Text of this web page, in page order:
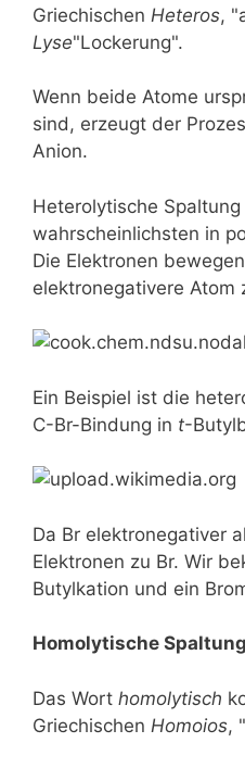
Griechischen Heteros,
Lyse"Lockerung".
Wenn beide Atome
sind, erzeugt der
Anion.
Heterolytische
wahrscheinlichsten in
Die Elektronen
elektronegativere Atom
Ein Beispiel ist die
C-Br-Bindung in t-
Da Br elektronegativer
Elektronen zu Br. Wir
Butylkation und ein
Homolytische Spaltung
Das Wort homolytisch
Griechischen Homoios,